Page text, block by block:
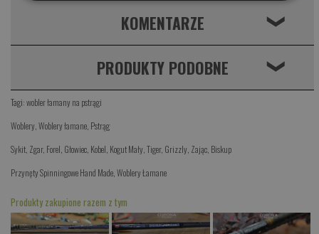
KOMENTARZE ❮
PRODUKTY PODOBNE ❮
Tagi:wobler łamany na pstrągi
Woblery ,Woblery łamane Pstrąg
Sykit Zgar, Forel Głowiec Kobel Kogut Mały ,Tiger, Grizzly Zając Biskup
Przynęty Spinningowe Hand Made ,Woblery Łamane
Produkty zakupione razem z tym